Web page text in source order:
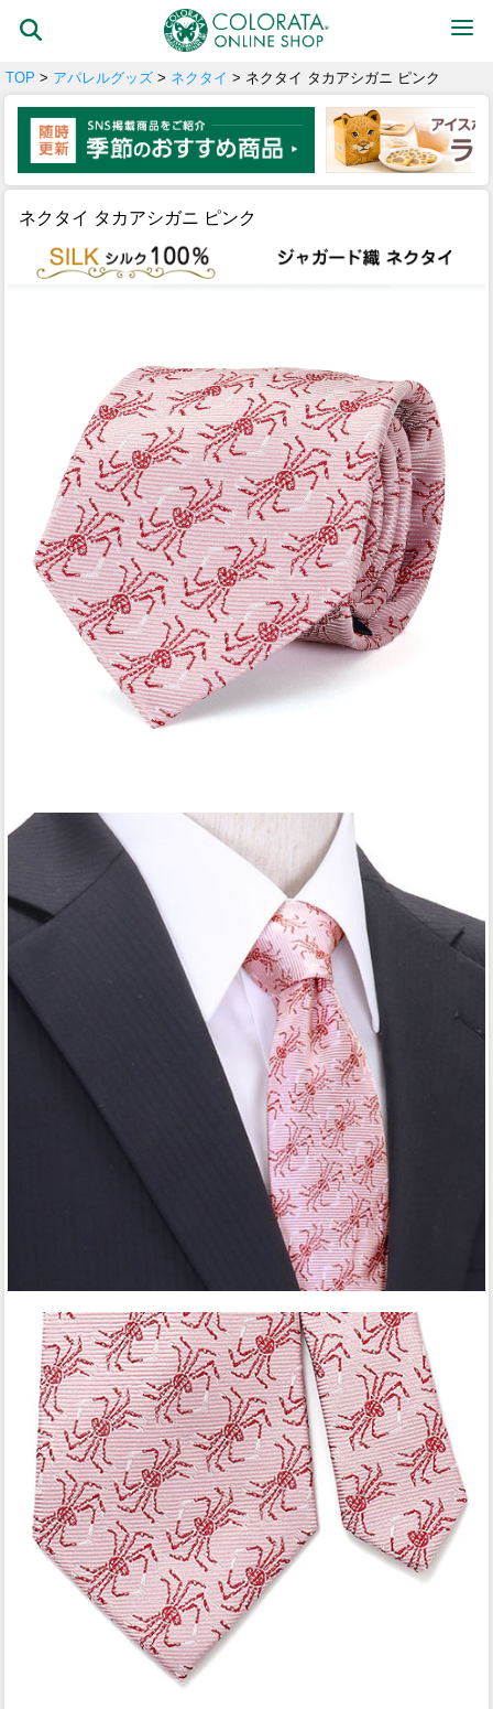
TOP > アパレルグッズ > ネクタイ > ネクタイ タカアシガニ ピンク
ネクタイ タカアシガニ ピンク